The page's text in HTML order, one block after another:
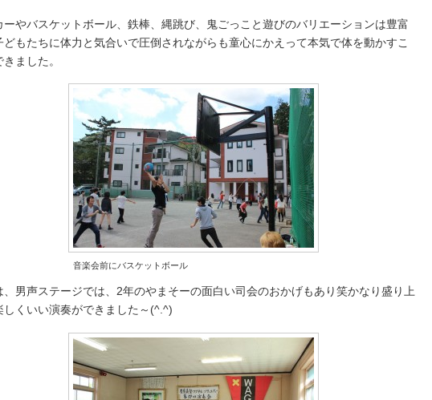
ーやバスケットボール、鉄棒、縄跳び、鬼ごっこと遊びのバリエーションは豊富
どもたちに体力と気合いで圧倒されながらも童心にかえって本気で体を動かすこ
きました。
音楽会前にバスケットボール
、男声ステージでは、2年のやまそーの面白い司会のおかげもあり笑かなり盛り上
しくいい演奏ができました～(^.^)